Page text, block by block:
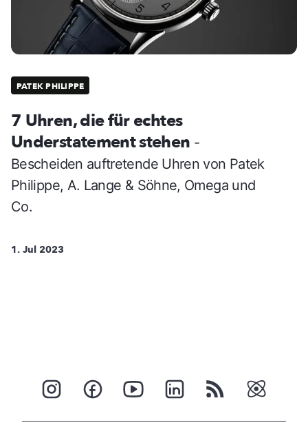
PATEK PHILIPPE
7 Uhren, die für echtes
Understatement stehen -
Bescheiden auftretende Uhren von Patek
Philippe, A. Lange & Söhne, Omega und
Co.
1. Jul 2023